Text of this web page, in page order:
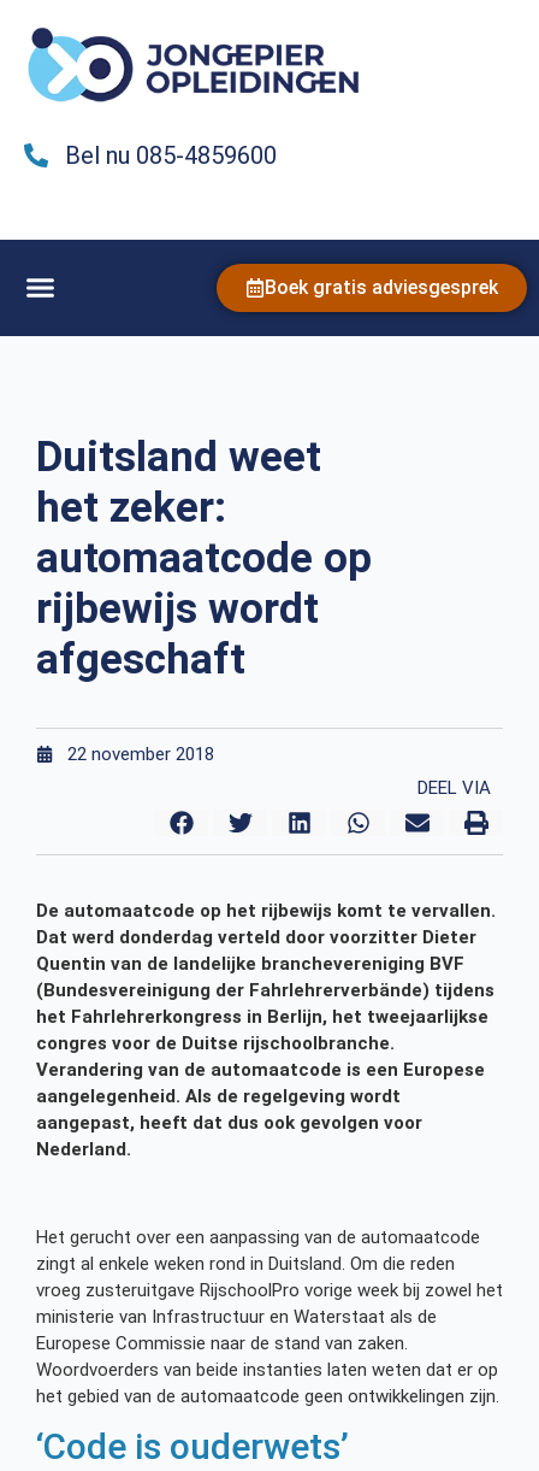
Bel nu 085-4859600
Boek gratis adviesgesprek
Duitsland weet
het zeker:
automaatcode op
rijbewijs wordt
afgeschaft
22 november 2018
DEEL VIA
De automaatcode op het rijbewijs komt te vervallen.
Dat werd donderdag verteld door voorzitter Dieter
Quentin van de landelijke branchevereniging BVF
(Bundesvereinigung der Fahrlehrerverbände) tijdens
het Fahrlehrerkongress in Berlijn, het tweejaarlijkse
congres voor de Duitse rijschoolbranche.
Verandering van de automaatcode is een Europese
aangelegenheid. Als de regelgeving wordt
aangepast, heeft dat dus ook gevolgen voor
Nederland.
Het gerucht over een aanpassing van de automaatcode
zingt al enkele weken rond in Duitsland. Om die reden
vroeg zusteruitgave RijschoolPro vorige week bij zowel het
ministerie van Infrastructuur en Waterstaat als de
Europese Commissie naar de stand van zaken.
Woordvoerders van beide instanties laten weten dat er op
het gebied van de automaatcode geen ontwikkelingen zijn.
‘Code is ouderwets’